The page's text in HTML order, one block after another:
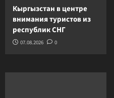
Кыргызстан в центре
внимания туристов из
республик СНГ
07.08.2026 0